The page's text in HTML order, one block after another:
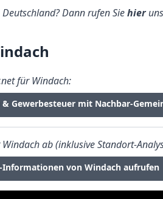
Dann rufen Siehier
für Windach:
Gewerbesteuer mit Nachbar-
ab (inklusive Standort-
von Windach aufrufen